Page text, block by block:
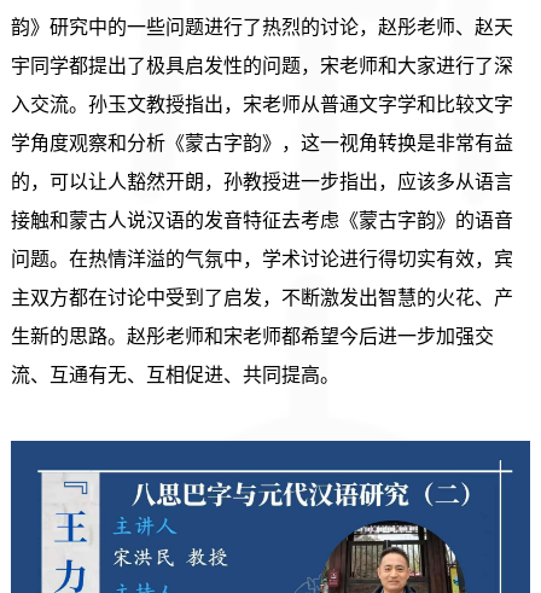
韵》研究中的一些问题进行了热烈的讨论，赵彤老师、赵天
宇同学都提出了极具启发性的问题，宋老师和大家进行了深
入交流。孙玉文教授指出，宋老师从普通文字学和比较文字
学角度观察和分析《蒙古字韵》，这一视角转换是非常有益
的，可以让人豁然开朗，孙教授进一步指出，应该多从语言
接触和蒙古人说汉语的发音特征去考虑《蒙古字韵》的语音
问题。在热情洋溢的气氛中，学术讨论进行得切实有效，宾
主双方都在讨论中受到了启发，不断激发出智慧的火花、产
生新的思路。赵彤老师和宋老师都希望今后进一步加强交
流、互通有无、互相促进、共同提高。